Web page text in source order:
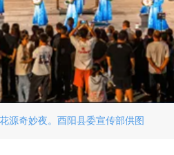
源奇妙夜。酉阳县委宣传部供图